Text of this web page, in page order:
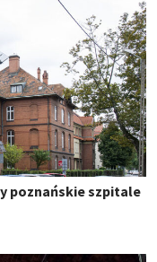
poznańskie szpitale